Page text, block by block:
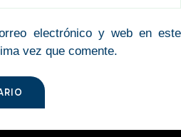
electrónico y web en este
vez que comente.